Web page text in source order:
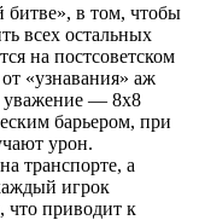
битве», в том, чтобы
всех остальных
на постсоветском
«узнавания» аж
уважение — 8х8
барьером, при
урон.
транспорте, а
игрок
что приводит к